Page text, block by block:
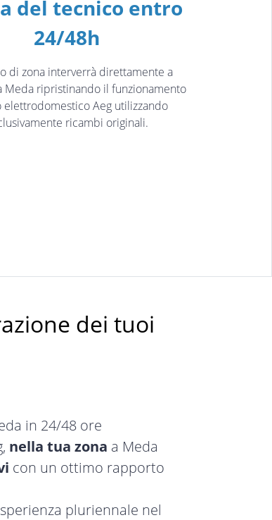
del tecnico entro
24/48h
di zona interverrà direttamente a
Meda ripristinando il funzionamento
elettrodomestico Aeg utilizzando
ricambi originali.
dei tuoi
in 24/48 ore
nella tua zona a Meda
con un ottimo rapporto
pluriennale nel